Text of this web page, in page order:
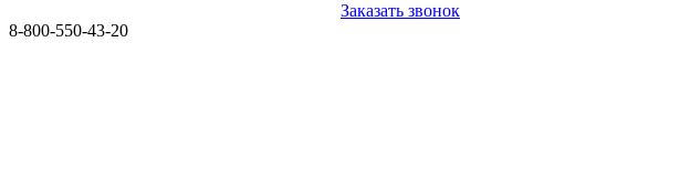
Заказать звонок
8-800-550-43-20